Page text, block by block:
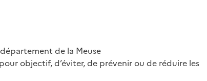
de la Meuse
objectif, d’éviter, de prévenir ou de réduire les